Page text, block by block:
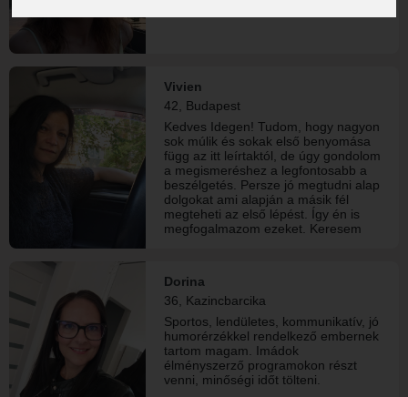
Vivien
42, Budapest
Kedves Idegen! Tudom, hogy nagyon
sok múlik és sokak első benyomása
függ az itt leírtaktól, de úgy gondolom
a megismeréshez a legfontosabb a
beszélgetés. Persze jó megtudni alap
dolgokat ami alapján a másik fél
megteheti az első lépést. Így én is
megfogalmazom ezeket. Keresem
Építeni és ápolni egy kapcsolatot.
Idővel akár tervezni és megadni a
valódi kapcsolat értékeit. Számomra
a legfontosabb az őszinteség,
bizalom, kommunikáció. Magamról
pedig elárulom, szeretek utazni,
vezetni, a nyarat, vizet, vízpartot.
Szeretem a természetet, és mindent
Dorina
36, Kazincbarcika
Sportos, lendületes, kommunikatív, jó
humorérzékkel rendelkező embernek
tartom magam. Imádok
élményszerző programokon részt
venni, minőségi időt tölteni.